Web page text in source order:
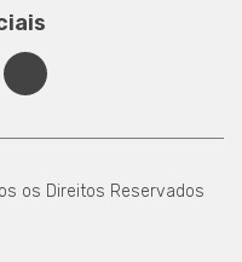
os Direitos Reservados